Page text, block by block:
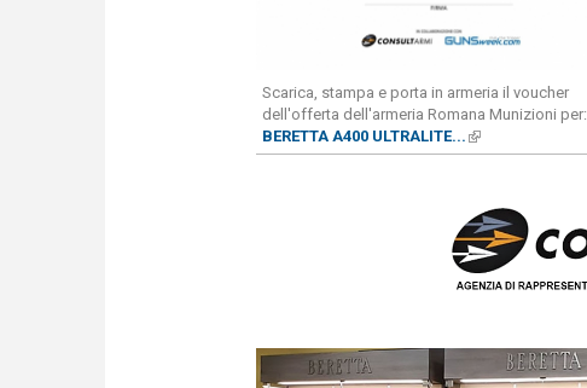
Scarica, stampa e porta in armeria il voucher
dell'offerta dell'armeria Romana Munizioni per:
BERETTA A400 ULTRALITE... (link is external)